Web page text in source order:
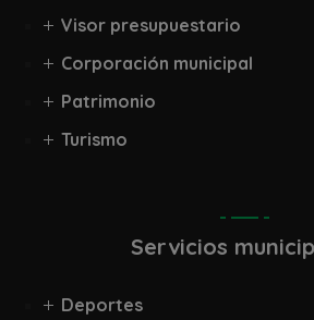
Visor presupuestario
Corporación municipal
Patrimonio
Turismo
Servicios
Deportes